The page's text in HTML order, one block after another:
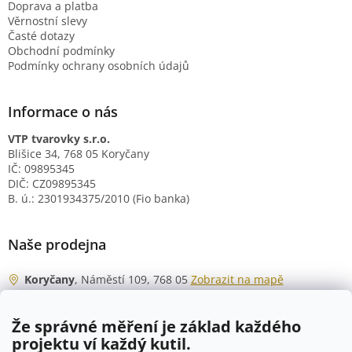
Že správné měření je základ každého
projektu ví každý kutil.
Doprava a platba
Věrnostní slevy
Časté dotazy
Obchodní podmínky
Podmínky ochrany osobních údajů
Informace o nás
VTP tvarovky s.r.o.
Blišice 34, 768 05 Koryčany
IČ: 09895345
DIČ: CZ09895345
B. ú.: 2301934375/2010 (Fio banka)
Naše prodejna
Koryčany, Náměstí 109, 768 05Zobrazit na mapě
Po - Čt
06:00 - 07:00
07:30 - 15:30